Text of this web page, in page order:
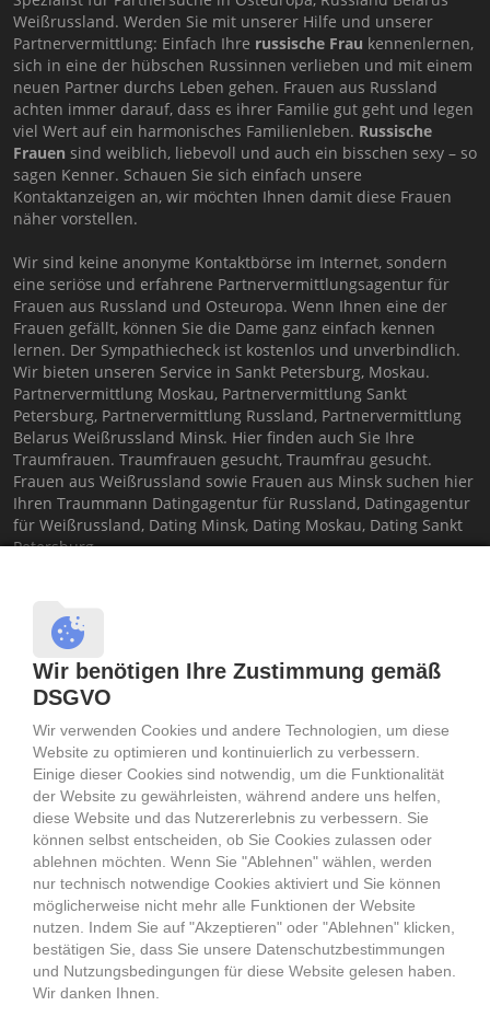
Weißrussland. Werden Sie mit unserer Hilfe und unserer
Partnervermittlung: Einfach Ihre russische Frau kennenlernen,
sich in eine der hübschen Russinnen verlieben und mit einem
neuen Partner durchs Leben gehen. Frauen aus Russland
achten immer darauf, dass es ihrer Familie gut geht und legen
viel Wert auf ein harmonisches Familienleben. Russische
Frauen sind weiblich, liebevoll und auch ein bisschen sexy – so
sagen Kenner. Schauen Sie sich einfach unsere
Kontaktanzeigen an, wir möchten Ihnen damit diese Frauen
näher vorstellen.
Wir sind keine anonyme Kontaktbörse im Internet, sondern
eine seriöse und erfahrene Partnervermittlungsagentur für
Frauen aus Russland und Osteuropa. Wenn Ihnen eine der
Frauen gefällt, können Sie die Dame ganz einfach kennen
lernen. Der Sympathiecheck ist kostenlos und unverbindlich.
Wir bieten unseren Service in Sankt Petersburg, Moskau.
Partnervermittlung Moskau, Partnervermittlung Sankt
Petersburg, Partnervermittlung Russland, Partnervermittlung
Belarus Weißrussland Minsk. Hier finden auch Sie Ihre
Traumfrauen. Traumfrauen gesucht, Traumfrau gesucht.
Frauen aus Weißrussland sowie Frauen aus Minsk suchen hier
Ihren Traummann Datingagentur für Russland, Datingagentur
für Weißrussland, Dating Minsk, Dating Moskau, Dating Sankt
Petersburg
Partnervermittlung Russland, Partnervermittlung Moskau,
Partnervermittlung Sankt Petersburg
Traumfrau gesucht, Traumfrauen gesucht,
Partnervermittlung Russland, Partnervermittlung Moskau
Partnervermittlung Sankt Petersburg, Russische Frauen,
Frauen aus Russland, Russische Frauen
Partnervermittlung Belarus Weißrussland,
Partnervermittlung Minsk, Traumfrau aus Belarus
Weißrussland
Sie suchen eine Traumfrau aus Russland, Weissrussland, der
Ukraine, Deutschland? Frauen aus den Städte wie Moskau,
Minsk, Sankt Petersburg, Berlin suchen Ihren Traummann.
Singelpartys in Moskau, Sankt Petersburg, Minsk.
Singlepartys in Russland, Weißrussland, Belarus und der
Ukraine. Ihre Datingagentur für Russland, Ihre Datingagentur
für Weißrussland, Ihr Dating Minsk, Ihr Dating Moskau, Ihr
Dating Sankt Petersburg
Wir benötigen Ihre Zustimmung gemäß
DSGVO
Wir verwenden Cookies und andere Technologien, um diese
Website zu optimieren und kontinuierlich zu verbessern.
Einige dieser Cookies sind notwendig, um die Funktionalität
der Website zu gewährleisten, während andere uns helfen,
diese Website und das Nutzererlebnis zu verbessern. Sie
können selbst entscheiden, ob Sie Cookies zulassen oder
ablehnen möchten. Wenn Sie "Ablehnen" wählen, werden
nur technisch notwendige Cookies aktiviert und Sie können
möglicherweise nicht mehr alle Funktionen der Website
nutzen. Indem Sie auf "Akzeptieren" oder "Ablehnen" klicken,
bestätigen Sie, dass Sie unsere Datenschutzbestimmungen
und Nutzungsbedingungen für diese Website gelesen haben.
Wir danken Ihnen.